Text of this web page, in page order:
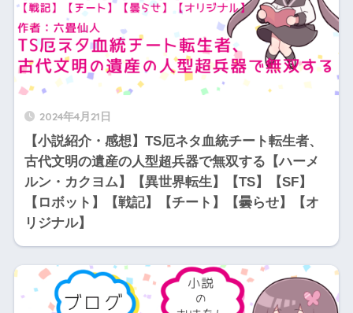
2024年4月21日
【小説紹介・感想】TS厄ネタ血統チート転生者、
古代文明の遺産の人型超兵器で無双する【ハーメ
ルン・カクヨム】【異世界転生】【TS】【SF】
【ロボット】【戦記】【チート】【曇らせ】【オ
リジナル】